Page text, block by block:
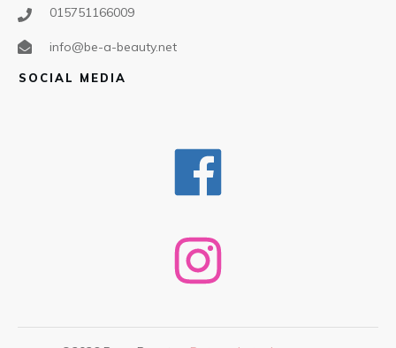
015751166009
info@be-a-beauty.net
SOCIAL MEDIA